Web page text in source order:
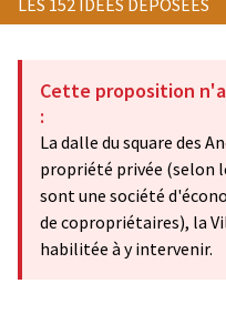
LES 152 IDEES DEPOSEES
Cette proposition
:
La dalle du square des
propriété privée (selon
sont une société
de copropriétaires), la
habilitée à y intervenir.